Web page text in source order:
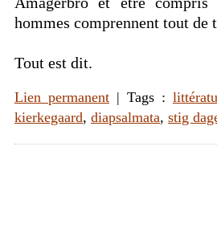
hommes comprennent tout de
Tout est dit.
Lien permanent | Tags :
kierkegaard, diapsalmata, stig